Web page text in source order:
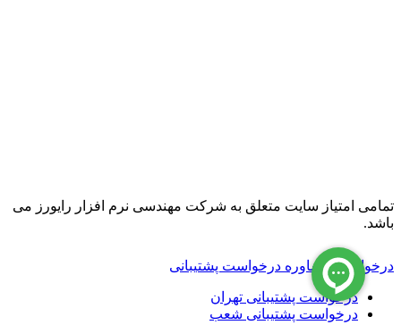
تمامی امتیاز سایت متعلق به شرکت مهندسی نرم افزار رایورز می
باشد.
درخواست مشاوره درخواست پشتیبانی
درخواست پشتیبانی تهران
درخواست پشتیبانی شعب